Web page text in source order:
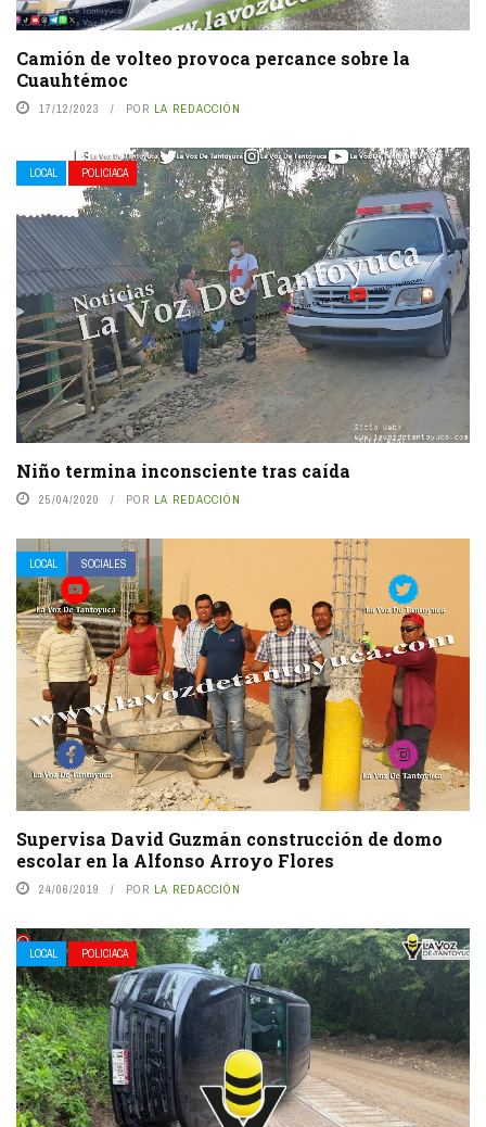
Camión de volteo provoca percance sobre la
Cuauhtémoc
17/12/2023 POR LA REDACCIÓN
LOCAL POLICIACA
Niño termina inconsciente tras caída
25/04/2020 POR LA REDACCIÓN
LOCAL SOCIALES
Supervisa David Guzmán construcción de domo
escolar en la Alfonso Arroyo Flores
24/06/2019 POR LA REDACCIÓN
LOCAL POLICIACA